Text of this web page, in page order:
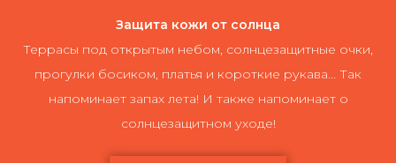
Защита кожи от солнца
Террасы под открытым небом, солнцезащитные очки,
прогулки босиком, платья и короткие рукава... Так
напоминает запах лета! И также напоминает о
солнцезащитном уходе!